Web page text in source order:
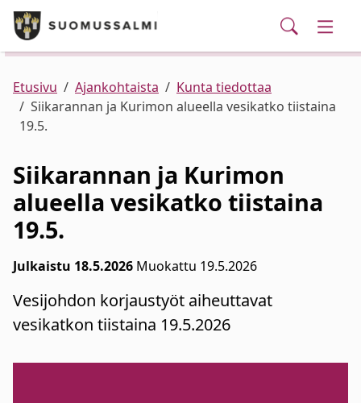
Siirry pääsisältöön
Puhelinluettelo/yhteystiedot
Palvelut
Ajankohtaista
Verkkokauppa
Haku
Kunta ja hallinto
Asuminen ja ympäristö
Varhaiskasvatus ja koulutus
Elinvoima
Kulttuuri, vapaa-aika ja nuoret
Etusivu Ajankohtaista
Kunta tiedottaa
Siikarannan ja Kurimon alueella vesikatko tiistaina
19.5.
Siikarannan ja Kurimon
alueella vesikatko tiistaina
19.5.
Julkaistu 18.5.2026 Muokattu 19.5.2026
Vesijohdon korjaustyöt aiheuttavat
vesikatkon tiistaina 19.5.2026